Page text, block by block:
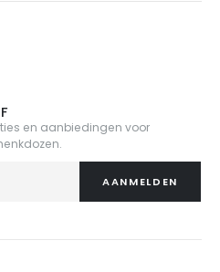
en aanbiedingen voor
AANMELDEN